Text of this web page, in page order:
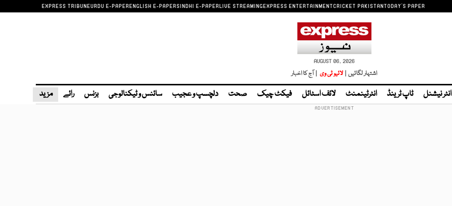
EXPRESS TRIBUNEURDU E-PAPERENGLISH E-PAPERSINDHI E-PAPERLIVE STREAMINGEXPRESS ENTERTAINMENTCRICKET PAKISTANTODAY'S PAPER
AUGUST 06, 2026
اشتہار لگائیں | لائیو ٹی وی | آج کا اخبار
انٹر نیشنل ٹاپ ٹرینڈ انٹرٹینمنٹ لائف اسٹائل فیکٹ چیک صحت دلچسپ و عجیب سائنس و ٹیکنالوجی بزنس رائے مزید